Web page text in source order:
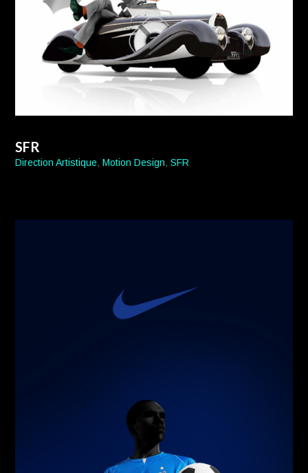
SFR
Direction Artistique,Motion Design,SFR